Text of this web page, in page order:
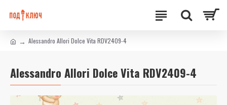
Alessandro Allori Dolce Vita RDV2409-4
Alessandro Allori Dolce Vita RDV2409-4